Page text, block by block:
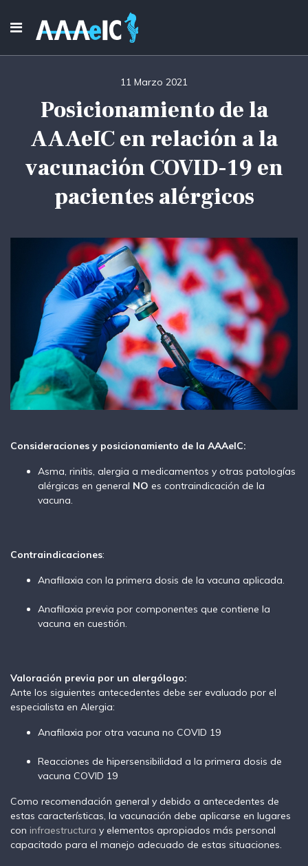
Posicionamiento de la
AAAeIC en relación a la
vacunación COVID-19 en
pacientes alérgicos
11 Marzo 2021
Consideraciones y posicionamiento de la AAAeIC:
Asma, rinitis, alergia a medicamentos y otras patologías
alérgicas en general NO es contraindicación de la
vacuna.
Contraindicaciones:
Anafilaxia con la primera dosis de la vacuna aplicada.
Anafilaxia previa por componentes que contiene la
vacuna en cuestión.
Valoración previa por un alergólogo:
Ante los siguientes antecedentes debe ser evaluado por el
especialista en Alergia:
Anafilaxia por otra vacuna no COVID 19
Reacciones de hipersensibilidad a la primera dosis de
vacuna COVID 19
Como recomendación general y debido a antecedentes de
estas características, la vacunación debe aplicarse en lugares
con infraestructura y elementos apropiados más personal
capacitado para el manejo adecuado de estas situaciones.